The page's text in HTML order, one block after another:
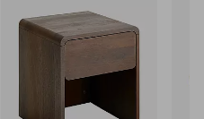
favoritter